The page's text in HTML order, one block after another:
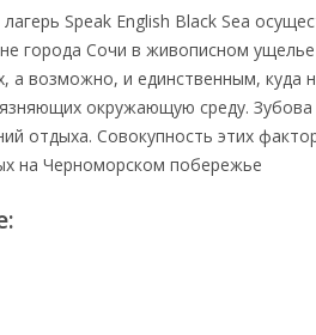
Speak English Black Sea
города Сочи в живописном
а возможно, и единственным, куда
окружающую среду.
отдыха. Совокупность этих
на Черноморском побережье